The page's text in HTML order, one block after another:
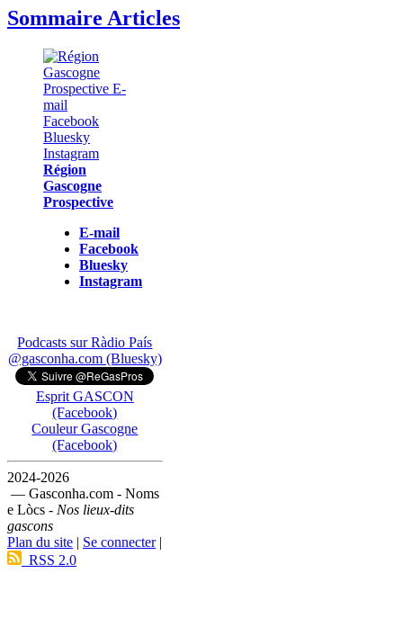
Sommaire Articles
Région
Gascogne
Prospective
E-mail
Facebook
Bluesky
Instagram
Podcasts sur Ràdio País
@gasconha.com (Bluesky)
Esprit GASCON
(Facebook)
Couleur Gascogne
(Facebook)
2024-2026
— Gasconha.com - Noms
e Lòcs - Nos lieux-dits
gascons
Plan du site | Se connecter|
RSS 2.0